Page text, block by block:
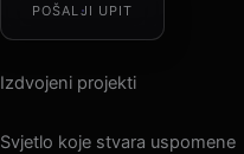
POŠALJI UPIT
Izdvojeni projekti
Svjetlo koje stvara uspomene